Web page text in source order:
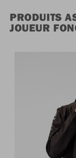
PRODUITS
JOUEUR